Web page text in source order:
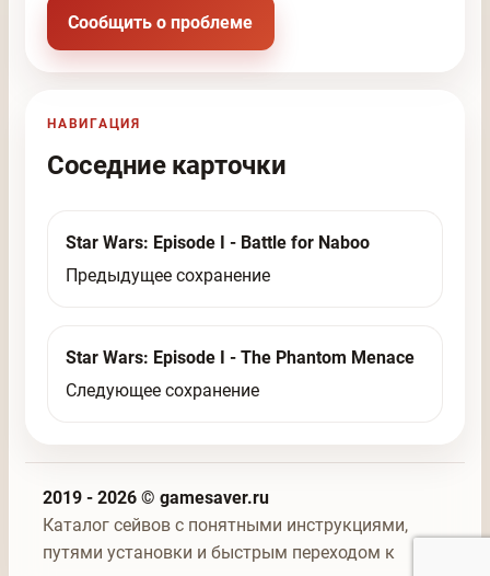
Сообщить о проблеме
НАВИГАЦИЯ
Соседние карточки
Star Wars: Episode I - Battle for Naboo
Предыдущее сохранение
Star Wars: Episode I - The Phantom Menace
Следующее сохранение
2019 - 2026 © gamesaver.ru
Каталог сейвов с понятными инструкциями,
путями установки и быстрым переходом к